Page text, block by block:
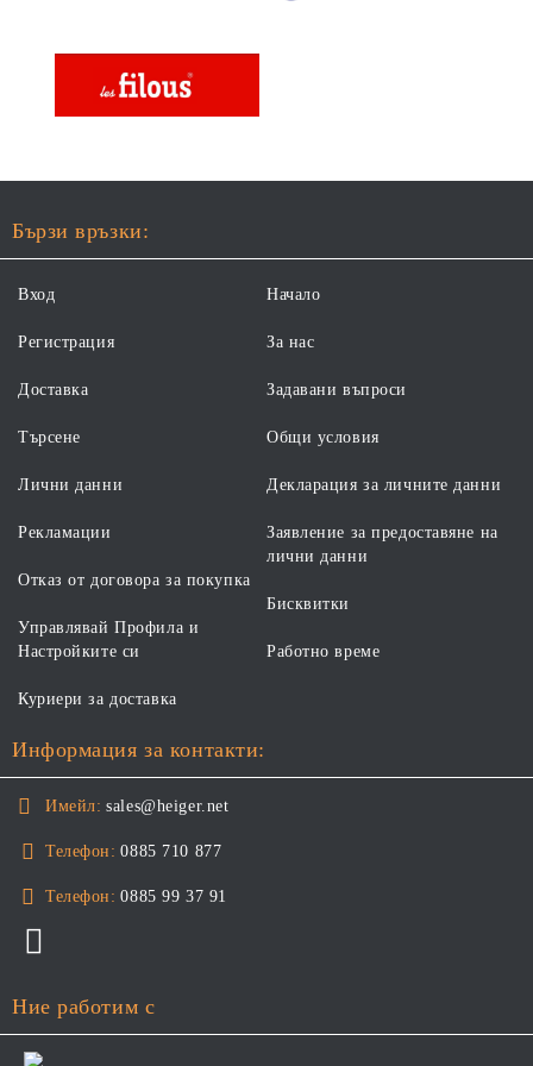
Бързи връзки:
Вход
Регистрация
Доставка
Търсене
Начало
За нас
Задавани въпроси
Общи условия
Лични данни
Рекламации
Отказ от договора за покупка
Управлявай Профила и
Настройките си
Декларация за личните данни
Заявление за предоставяне на
лични данни
Бисквитки
Работно време
Куриери за доставка
Информация за контакти:
Имейл: sales@heiger.net
Телефон: 0885 710 877
Телефон: 0885 99 37 91
Ние работим с